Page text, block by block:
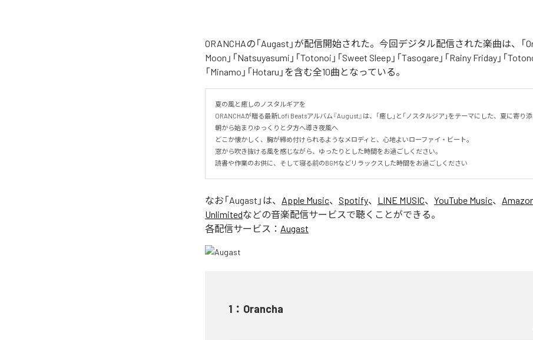
ORANCHAの「Augast」が配信開始された。今回デジタル配信された楽曲は、「
Moon」「Natsuyasumi」「Totonoi」「Sweet Sleep」「Tasogare」「Rainy Friday」「
「Minamo」「Hotaru」を含む全10曲となっている。
夏の風と癒しのノスタルギアを
ORANCHAが贈る最新Lofi Beatsアルバム『August』は、「癒し」と「ノスタルジア」をテーマにした、夏に寄り添
朝から始まりゆっくりと夕方へ導き夜風へ
どこか懐かしく、胸が締め付けられるようなメロディと、心地よいローファイ・ビート。
窓から吹き抜ける風を感じながら、ゆったりとした時間をお過ごしください。
読書や作業のお供に、そして寝る前のBGMなどリラックスした時間をお過ごしください
なお「Augast 」は、 Apple Music、 Spotify、 LINE MUSIC、 YouTube Music、
Unlimitedなどの音楽配信サービスで聴くことができる。
各配信サービス： Augast
1 ： Orancha